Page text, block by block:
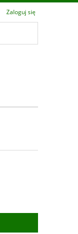
Zaloguj się